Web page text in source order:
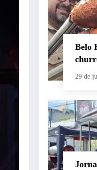
Belo
29 de